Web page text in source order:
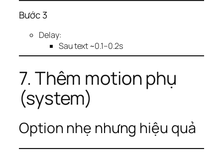
Bước 3
Delay:
Sau text ~0.1–0.2s
7. Thêm motion phụ
(system)
Option nhẹ nhưng hiệu quả